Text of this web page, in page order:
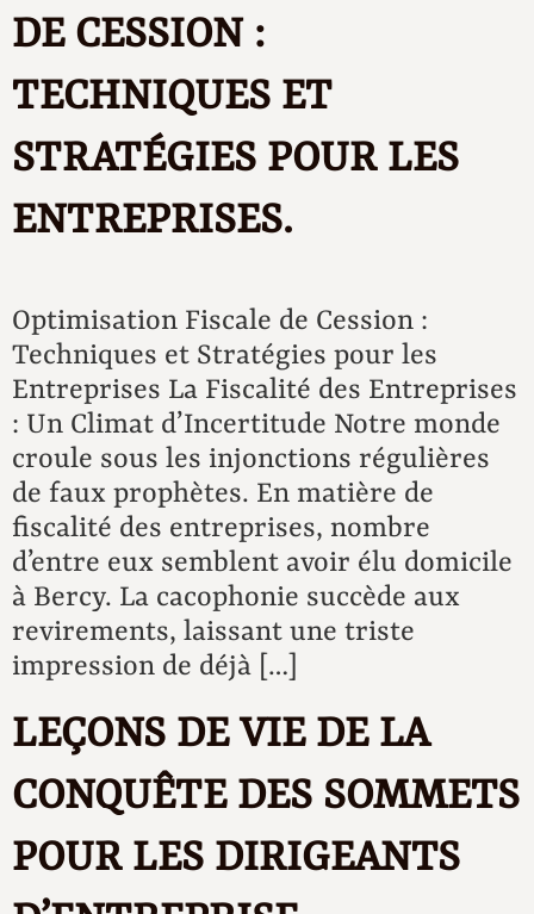
DE CESSION :
TECHNIQUES ET
STRATÉGIES POUR LES
ENTREPRISES.
Optimisation Fiscale de Cession :
Techniques et Stratégies pour les
Entreprises La Fiscalité des Entreprises
: Un Climat d’Incertitude Notre monde
croule sous les injonctions régulières
de faux prophètes. En matière de
fiscalité des entreprises, nombre
d’entre eux semblent avoir élu domicile
à Bercy. La cacophonie succède aux
revirements, laissant une triste
impression de déjà […]
LEÇONS DE VIE DE LA
CONQUÊTE DES SOMMETS
POUR LES DIRIGEANTS